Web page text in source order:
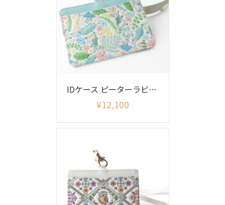
IDケース ピーターラビット イングリッシュガーデン
¥12,100